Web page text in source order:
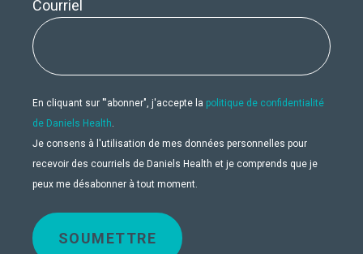
Courriel
En cliquant sur "'abonner", j'accepte la politique de confidentialité
de Daniels Health.
Je consens à l'utilisation de mes données personnelles pour
recevoir des courriels de Daniels Health et je comprends que je
peux me désabonner à tout moment.
SOUMETTRE